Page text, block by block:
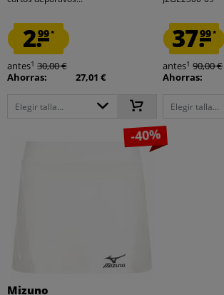
2.99*
antes1 30,00 €
Ahorras:
27,01 €
Elegir talla...
37.99*
antes1 90,00 €
Ahorras:
Elegir talla...
-40%
Mizuno